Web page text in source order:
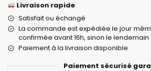
Livraison rapide
Satisfait ou échangé
La commande est expédiée le jour
confirmée avant 16h, sinon le lendemain
Paiement à la livraison disponible
Paiement sécurisé